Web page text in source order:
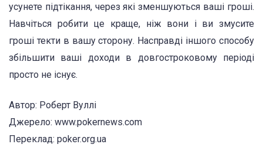
усунете підтікання, через які зменшуються ваші гроші.
Навчіться робити це краще, ніж вони і ви змусите
гроші текти в вашу сторону. Насправді іншого способу
збільшити ваші доходи в довгостроковому періоді
просто не існує.
Автор: Роберт Вуллі
Джерело: www.pokernews.com
Переклад: poker.org.ua